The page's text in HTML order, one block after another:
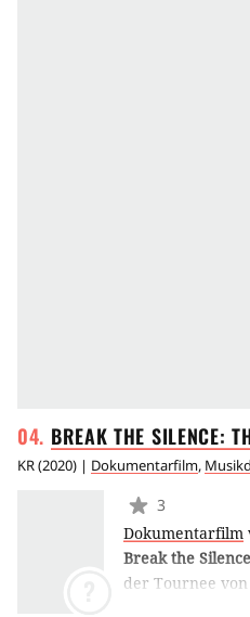
BREAK THE SILENCE:
KR(2020) | Dokumentarfilm,
3
Dokumentarfilm
Break the
der Tournee